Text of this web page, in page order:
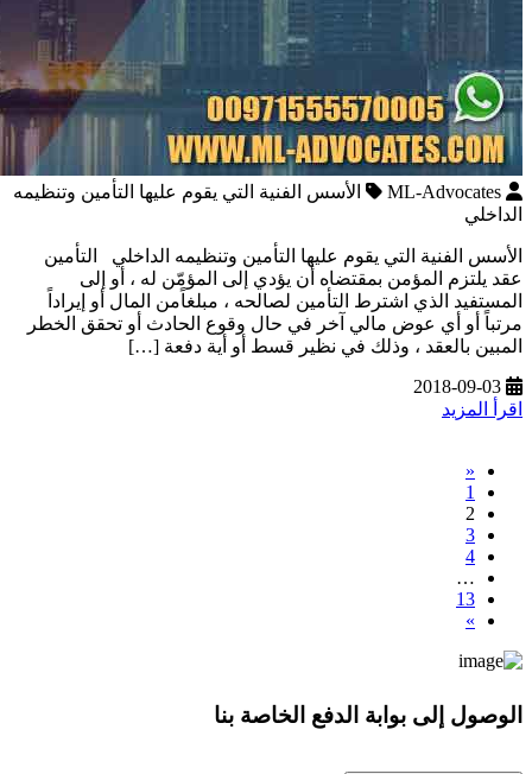
ML-Advocates
الأسس الفنية التي يقوم عليها التأمين وتنظيمه
الداخلي
الأسس الفنية التي يقوم عليها التأمين وتنظيمه الداخلي التأمين
عقد يلتزم المؤمن بمقتضاه أن يؤدي إلى المؤمّن له ، أو إلى
المستفيد الذي اشترط التأمين لصالحه ، مبلغاًمن المال أو إيراداً
مرتباً أو أي عوض مالي آخر في حال وقوع الحادث أو تحقق الخطر
المبين بالعقد ، وذلك في نظير قسط أو أية دفعة […]
2018-09-03
اقرأ المزيد
«
1
2
3
4
…
13
»
الوصول إلى بوابة الدفع الخاصة بنا